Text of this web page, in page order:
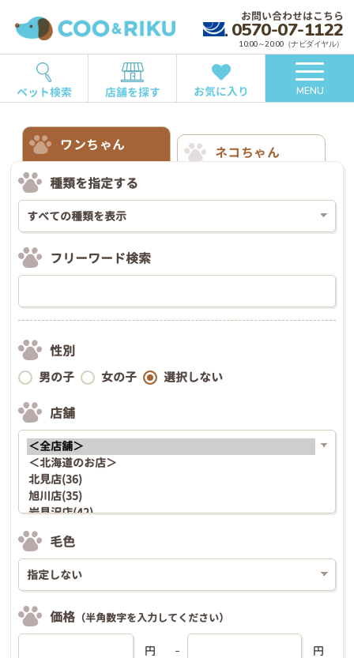
お問い合わせはこちら
0570-07-1122
10:00～20:00（ナビダイヤル）
ペット検索 店舗を探す お気に入り MENU
ワンちゃん
ネコちゃん
種類を指定する
フリーワード検索
性別
男の子 女の子 選択しない
店舗
毛色
価格 （半角数字を入力してください）
円 円